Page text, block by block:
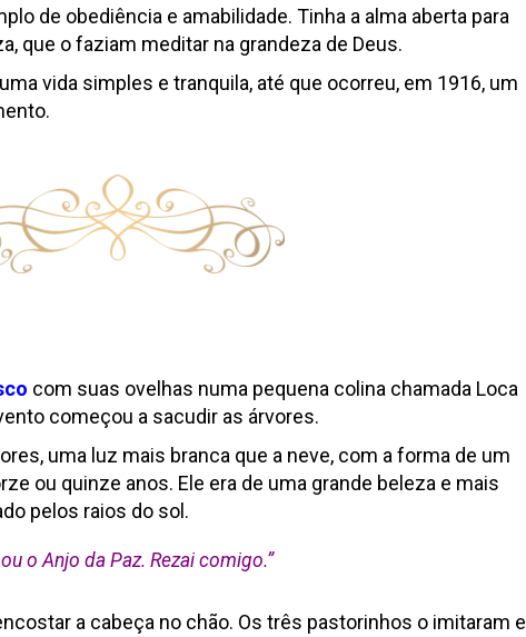
de obediência e amabilidade. Tinha a alma aberta para
que o faziam meditar na grandeza de Deus.
vida simples e tranquila, até que ocorreu, em 1916, um
com suas ovelhas numa pequena colina chamada Loca
começou a sacudir as árvores.
uma luz mais branca que a neve, com a forma de um
ou quinze anos. Ele era de uma grande beleza e mais
pelos raios do sol.
o Anjo da Paz. Rezai comigo.”
a cabeça no chão. Os três pastorinhos o imitaram e